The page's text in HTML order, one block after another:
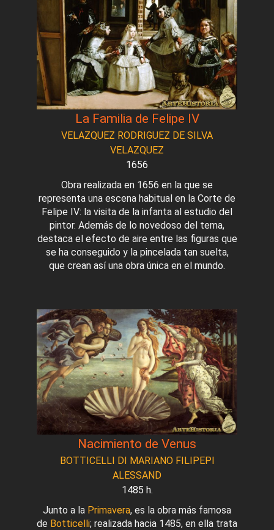
La Familia de Felipe IV
VELAZQUEZ RODRIGUEZ DE SILVA
VELAZQUEZ
1656
Obra realizada en 1656 en la que se
representa una escena habitual en la Corte de
Felipe IV: la visita de la infanta al estudio del
pintor. Además de lo novedoso del tema,
destaca el efecto de aire entre las figuras que
se ha conseguido y la pincelada tan suelta,
que crean así una obra única en el mundo.
Nacimiento de Venus
BOTTICELLI DI MARIANO FILIPEPI
ALESSAND
1485 h.
Junto a la Primavera, es la obra más famosa
de Botticelli; realizada hacia 1485, en ella trata